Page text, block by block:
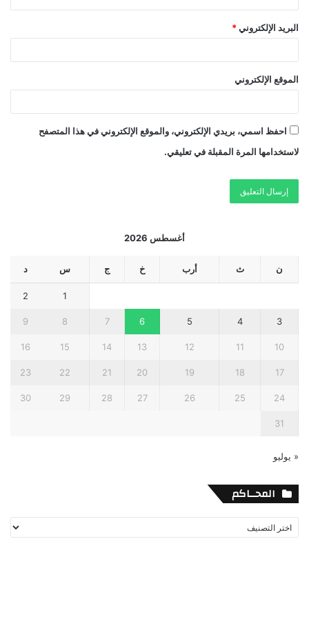
البريد الإلكتروني *
الموقع الإلكتروني
احفظ اسمي، بريدي الإلكتروني، والموقع الإلكتروني في هذا المتصفح
لاستخدامها المرة المقبلة في تعليقي.
أغسطس 2026
ن ث أرب خ ج س د
1
2
3
4
5
6
7
8
9
10
11
12
13
14
15
16
17
18
19
20
21
22
23
24
25
26
27
28
29
30
31
« يوليو
المحــاكم
المحــاكم